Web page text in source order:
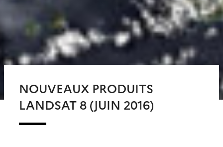
NOUVEAUX PRODUITS
LANDSAT 8 (JUIN 2016)